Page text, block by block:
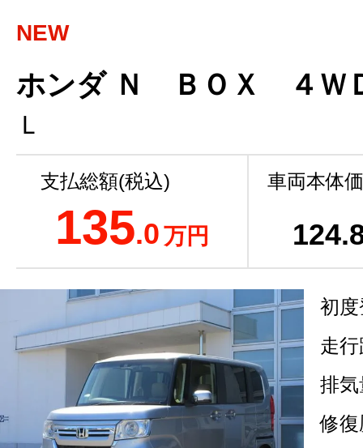
NEW
ホンダ Ｎ ＢＯＸ ４Ｗ
Ｌ
支払総額(税込)
135.0万円
車両本体
124
初
走
排気
修復